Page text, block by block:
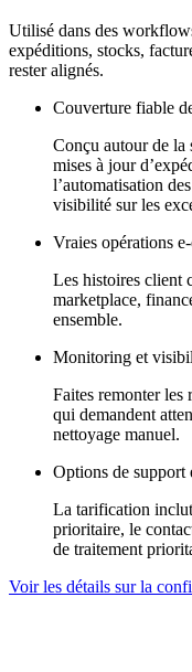
Utilisé dans des
expéditions, stocks,
rester alignés.
Couverture fiable
Conçu autour de la
mises à jour
l’automatisation
visibilité sur les
Vraies opérations
Les histoires client
marketplace,
ensemble.
Monitoring et
Faites remonter les
qui demandent
nettoyage manuel.
Options de support
La tarification
prioritaire, le
de traitement
Voir les détails sur la